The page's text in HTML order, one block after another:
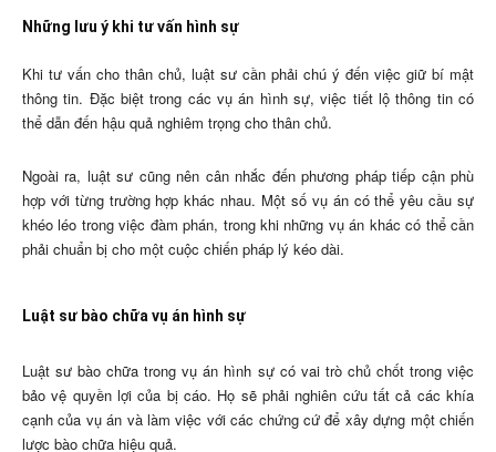
Những lưu ý khi tư vấn hình sự
Khi tư vấn cho thân chủ, luật sư cần phải chú ý đến việc giữ bí mật
thông tin. Đặc biệt trong các vụ án hình sự, việc tiết lộ thông tin có
thể dẫn đến hậu quả nghiêm trọng cho thân chủ.
Ngoài ra, luật sư cũng nên cân nhắc đến phương pháp tiếp cận phù
hợp với từng trường hợp khác nhau. Một số vụ án có thể yêu cầu sự
khéo léo trong việc đàm phán, trong khi những vụ án khác có thể cần
phải chuẩn bị cho một cuộc chiến pháp lý kéo dài.
Luật sư bào chữa vụ án hình sự
Luật sư bào chữa trong vụ án hình sự có vai trò chủ chốt trong việc
bảo vệ quyền lợi của bị cáo. Họ sẽ phải nghiên cứu tất cả các khía
cạnh của vụ án và làm việc với các chứng cứ để xây dựng một chiến
lược bào chữa hiệu quả.